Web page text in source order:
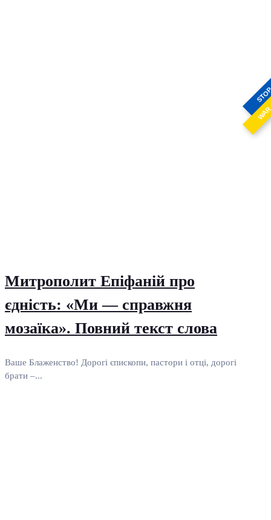
Митрополит Епіфаній про
єдність: «Ми — справжня
мозаїка». Повний текст слова
Ваше Блаженство! Дорогі єпископи, пастори і отці, дорогі
брати –...